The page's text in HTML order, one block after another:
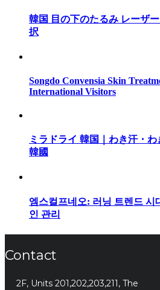
韓国 目の下のたるみ レーザ
択
Songdo Convensia Skin
International Visitors
ミラドライ 韓国｜わき汗・
韓國
엠스컬프네오: 러닝 트렌드 시
인 관리
Contact
2F, Units 201,202,203,211, The